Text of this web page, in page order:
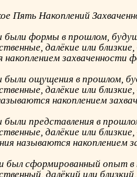
Пять Накоплений
были формы в прошлом,
далёкие или
захваченности
были ощущения в прошлом,
далёкие или
накоплением
были представления в
далёкие или
называются накоплением
был сформированный опыт в
далёкий или